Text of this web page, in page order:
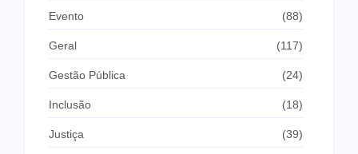
Evento (88)
Geral (117)
Gestão Pública (24)
Inclusão (18)
Justiça (39)